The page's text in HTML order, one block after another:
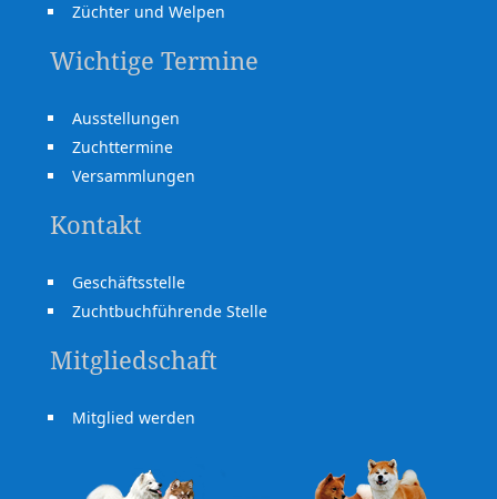
Züchter und Welpen
Wichtige Termine
Ausstellungen
Zuchttermine
Versammlungen
Kontakt
Geschäftsstelle
Zuchtbuchführende Stelle
Mitgliedschaft
Mitglied werden